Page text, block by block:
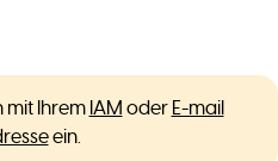
mit Ihrem IAM oder E-mail
ein.